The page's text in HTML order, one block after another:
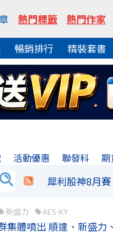
熱門標籤 熱門作家
暢銷排行 精裝套書
活動優惠 聯發科 期
犀利股神8月賽
新盛力 AES-KY
集體噴出 順達、新盛力